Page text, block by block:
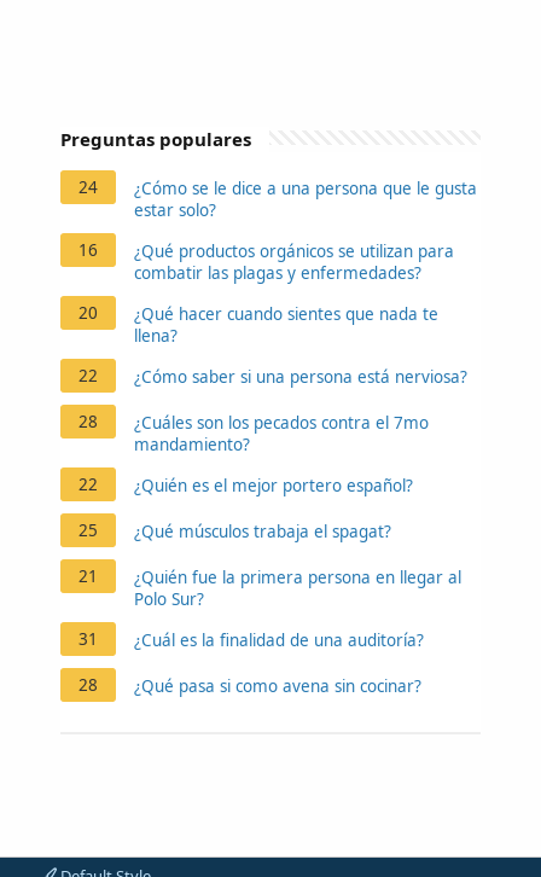
Preguntas populares
24
¿Cómo se le dice a una persona que le gusta
estar solo?
16
¿Qué productos orgánicos se utilizan para
combatir las plagas y enfermedades?
20
¿Qué hacer cuando sientes que nada te
llena?
22
¿Cómo saber si una persona está nerviosa?
28
¿Cuáles son los pecados contra el 7mo
mandamiento?
22
¿Quién es el mejor portero español?
25 ¿Qué músculos trabaja el spagat?
21
¿Quién fue la primera persona en llegar al
Polo Sur?
31
¿Cuál es la finalidad de una auditoría?
28 ¿Qué pasa si como avena sin cocinar?